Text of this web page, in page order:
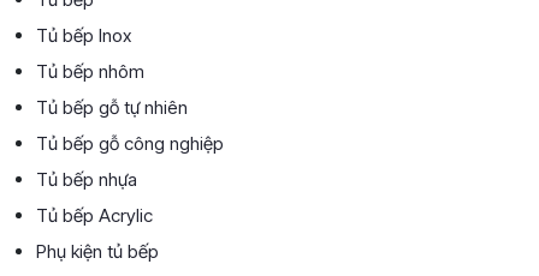
Tủ bếp Inox
Tủ bếp nhôm
Tủ bếp gỗ tự nhiên
Tủ bếp gỗ công nghiệp
Tủ bếp nhựa
Tủ bếp Acrylic
Phụ kiện tủ bếp